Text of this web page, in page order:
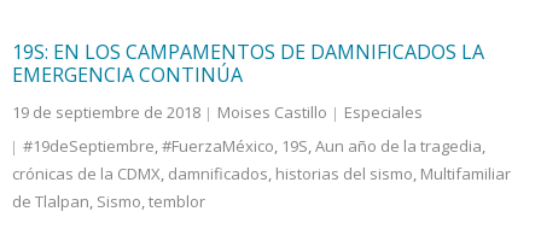
Colaboradores
Internacional
19S: EN LOS CAMPAMENTOS DE DAMNIFICADOS LA
EMERGENCIA CONTINÚA
19 de septiembre de 2018 Moises Castillo
Especiales
#19deSeptiembre,#FuerzaMéxico, 19S,Aun año de la tragedia,
crónicas de la CDMX, damnificados, historias del sismo, Multifamiliar
de Tlalpan, Sismo,temblor